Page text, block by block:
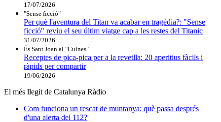
17/07/2026
"Sense ficció"
Per què l'aventura del Titan va acabar en tragèdia?: "Sense
ficció" reviu el seu últim viatge cap a les restes del Titanic
31/07/2026
És Sant Joan al "Cuines"
Receptes de pica-pica per a la revetlla: 20 aperitius fàcils i
ràpids per compartir
19/06/2026
El més llegit de Catalunya Ràdio
Com funciona un rescat de muntanya: què passa després
d'una alerta del 112?